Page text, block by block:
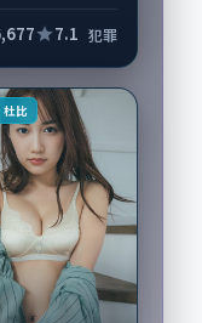
贾樟柯执导，
要戏份。故事
代都市中的抉...
7.1 犯罪
杜比